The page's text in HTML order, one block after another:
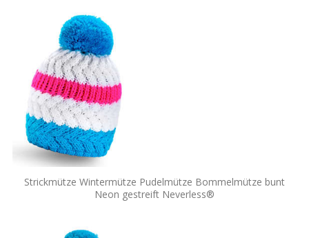
Strickmütze Wintermütze Pudelmütze Bommelmütze bunt
Neon gestreift Neverless®